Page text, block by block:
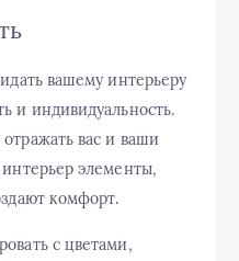
вашему интерьеру
и индивидуальность.
вас и ваши
элементы,
комфорт.
с цветами,